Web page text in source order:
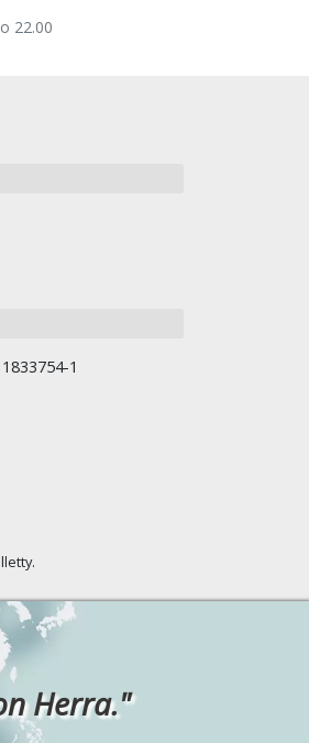
22.00
1
Herra."